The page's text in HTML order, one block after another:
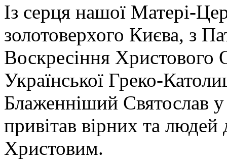
Із серця нашої Матері-
золотоверхого Києва, з
Воскресіння Христового
Української Греко-
Блаженніший Святослав у
привітав вірних та людей
Христовим.